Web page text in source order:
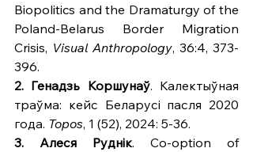
Biopolitics and the Dramaturgy of the
Poland-Belarus Border Migration
Crisis, Visual Anthropology, 36:4, 373-
396.
2. Генадзь Коршунаў. Калектыўная
траўма: кейс Беларусі пасля 2020
года. Topos, 1 (52), 2024: 5-36.
3. Алеся Руднік. Co-option of